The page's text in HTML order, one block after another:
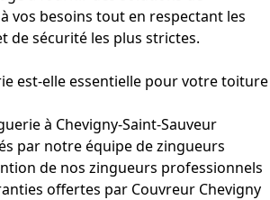
vos besoins tout en respectant les
de sécurité les plus strictes.
est-elle essentielle pour votre toiture
à Chevigny-Saint-Sauveur
par notre équipe de zingueurs
de nos zingueurs professionnels
offertes par Couvreur Chevigny